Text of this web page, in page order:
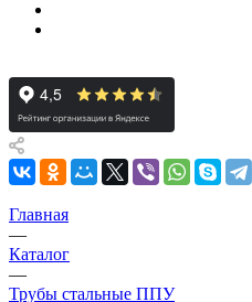
Главная
—
Каталог
—
Трубы стальные ППУ